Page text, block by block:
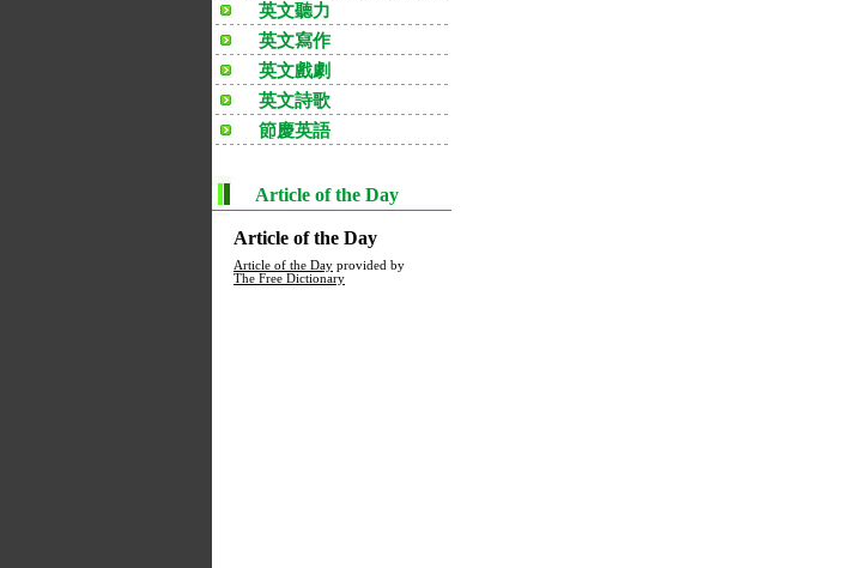
英文聽力
英文寫作
英文戲劇
英文詩歌
節慶英語
Article of the Day
Article of the Day
Article of the Day provided by
The Free Dictionary